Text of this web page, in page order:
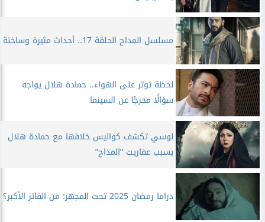
مسلسل المداح الحلقة 17.. أحداث مثيرة وساخنة
لحظة توتر على الهواء.. حمادة هلال يواجه
سؤالًا محرجًا عن السينما
لوسي تكشف كواليس خلافها مع حمادة هلال
بسبب عفاريت ”المداح”
دراما رمضان 2025 تحت المجهر: من الفائز الأكبر؟